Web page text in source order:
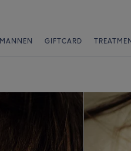
MANNEN GIFTCARD